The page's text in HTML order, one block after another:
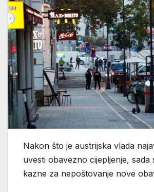
Nakon što je austrijska vlada
uvesti obavezno cijepljenje, sada
kazne za nepoštovanje nove